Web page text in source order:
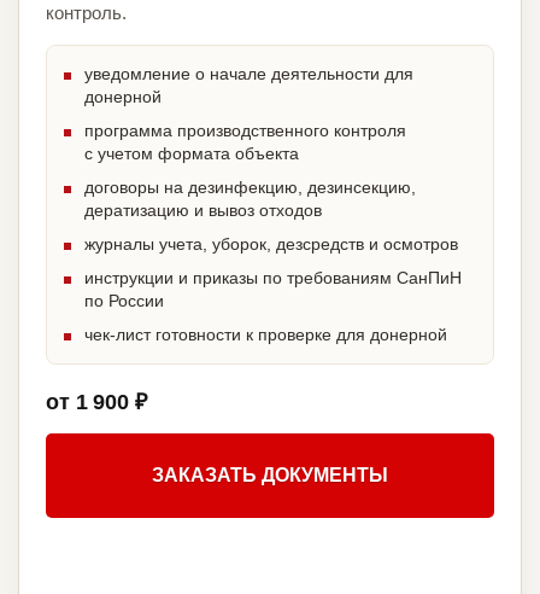
контроль.
уведомление о начале деятельности для
донерной
программа производственного контроля
с учетом формата объекта
договоры на дезинфекцию, дезинсекцию,
дератизацию и вывоз отходов
журналы учета, уборок, дезсредств и осмотров
инструкции и приказы по требованиям СанПиН
по России
чек-лист готовности к проверке для донерной
от 1 900 ₽
ЗАКАЗАТЬ ДОКУМЕНТЫ